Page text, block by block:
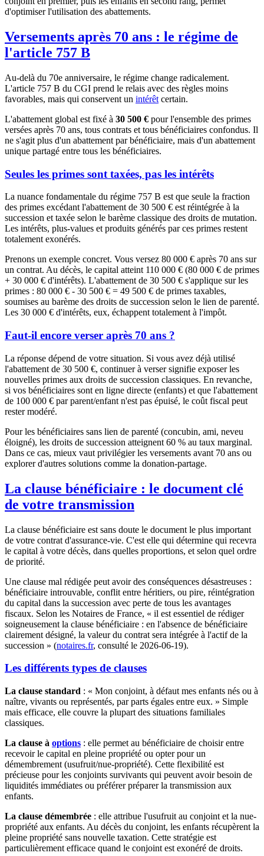
d'optimiser l'utilisation des abattements.
Versements après 70 ans : le régime de
l'article 757 B
Au-delà du 70e anniversaire, le régime change radicalement.
L'article 757 B du CGI prend le relais avec des règles moins
favorables, mais qui conservent un intérêt certain.
L'abattement global est fixé à 30 500 € pour l'ensemble des primes
versées après 70 ans, tous contrats et tous bénéficiaires confondus. Il
ne s'agit plus d'un abattement par bénéficiaire, mais d'un abattement
unique partagé entre tous les bénéficiaires.
Seules les primes sont taxées, pas les intérêts
La nuance fondamentale du régime 757 B est que seule la fraction
des primes excédant l'abattement de 30 500 € est réintégrée à la
succession et taxée selon le barème classique des droits de mutation.
Les intérêts, plus-values et produits générés par ces primes restent
totalement exonérés.
Prenons un exemple concret. Vous versez 80 000 € après 70 ans sur
un contrat. Au décès, le capital atteint 110 000 € (80 000 € de primes
+ 30 000 € d'intérêts). L'abattement de 30 500 € s'applique sur les
primes : 80 000 € - 30 500 € = 49 500 € de primes taxables,
soumises au barème des droits de succession selon le lien de parenté.
Les 30 000 € d'intérêts, eux, échappent totalement à l'impôt.
Faut-il encore verser après 70 ans ?
La réponse dépend de votre situation. Si vous avez déjà utilisé
l'abattement de 30 500 €, continuer à verser signifie exposer les
nouvelles primes aux droits de succession classiques. En revanche,
si vos bénéficiaires sont en ligne directe (enfants) et que l'abattement
de 100 000 € par parent/enfant n'est pas épuisé, le coût fiscal peut
rester modéré.
Pour les bénéficiaires sans lien de parenté (concubin, ami, neveu
éloigné), les droits de succession atteignent 60 % au taux marginal.
Dans ce cas, mieux vaut privilégier les versements avant 70 ans ou
explorer d'autres solutions comme la donation-partage.
La clause bénéficiaire : le document clé
de votre transmission
La clause bénéficiaire est sans doute le document le plus important
de votre contrat d'assurance-vie. C'est elle qui détermine qui recevra
le capital à votre décès, dans quelles proportions, et selon quel ordre
de priorité.
Une clause mal rédigée peut avoir des conséquences désastreuses :
bénéficiaire introuvable, conflit entre héritiers, ou pire, réintégration
du capital dans la succession avec perte de tous les avantages
fiscaux. Selon les Notaires de France, « il est essentiel de rédiger
soigneusement la clause bénéficiaire : en l'absence de bénéficiaire
clairement désigné, la valeur du contrat sera intégrée à l'actif de la
succession » (notaires.fr, consulté le 2026-06-19).
Les différents types de clauses
La clause standard : « Mon conjoint, à défaut mes enfants nés ou à
naître, vivants ou représentés, par parts égales entre eux. » Simple
mais efficace, elle couvre la plupart des situations familiales
classiques.
La clause à options : elle permet au bénéficiaire de choisir entre
recevoir le capital en pleine propriété ou opter pour un
démembrement (usufruit/nue-propriété). Cette flexibilité est
précieuse pour les conjoints survivants qui peuvent avoir besoin de
liquidités immédiates ou préférer préparer la transmission aux
enfants.
La clause démembrée : elle attribue l'usufruit au conjoint et la nue-
propriété aux enfants. Au décès du conjoint, les enfants récupèrent la
pleine propriété sans nouvelle taxation. Cette stratégie est
particulièrement efficace quand le conjoint est exonéré de droits.